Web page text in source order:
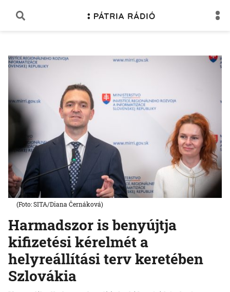
Harmadszor is benyújtja
kifizetési kérelmét a
helyreállítási terv keretében
Szlovákia
(Foto: SITA/Diana Černáková)